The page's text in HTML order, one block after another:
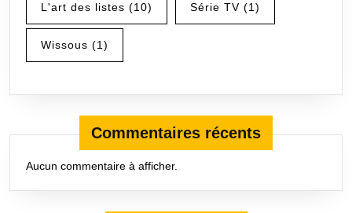
L'art des listes (10) Série TV (1)
Wissous (1)
Commentaires récents
Aucun commentaire à afficher.